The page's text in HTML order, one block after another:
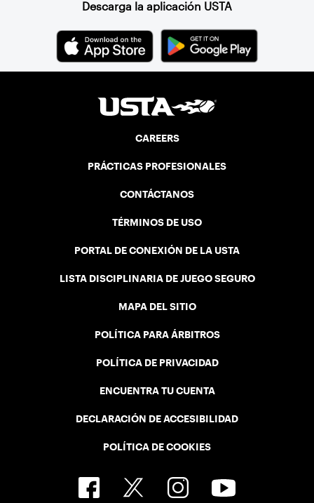
Descarga la aplicación USTA
CAREERS
PRÁCTICAS PROFESIONALES
CONTÁCTANOS
TÉRMINOS DE USO
PORTAL DE CONEXIÓN DE LA USTA
LISTA DISCIPLINARIA DE JUEGO SEGURO
MAPA DEL SITIO
POLÍTICA PARA ÁRBITROS
POLÍTICA DE PRIVACIDAD
ENCUENTRA TU CUENTA
DECLARACIÓN DE ACCESIBILIDAD
POLÍTICA DE COOKIES